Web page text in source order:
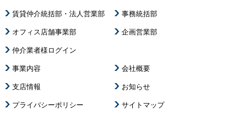
賃貸仲介統括部・法人営業部 事務統括部
オフィス店舗事業部 企画営業部
仲介業者様ログイン
事業内容 会社概要
支店情報 お知らせ
プライバシーポリシー サイトマップ